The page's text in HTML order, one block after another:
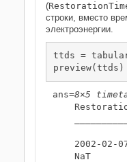
(
строки, вместо
электроэнергии.
ttds =
preview(ttds)
ans=8×5
2002-02-
NaT